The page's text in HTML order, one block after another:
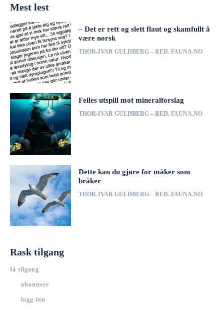
Mest lest
– Det er rett og slett flaut og skamfullt å
være norsk
THOR-IVAR GULDBERG – RED. FAUNA.NO
Felles utspill mot mineralforslag
THOR-IVAR GULDBERG – RED. FAUNA.NO
Dette kan du gjøre for måker som
bråker
THOR-IVAR GULDBERG – RED. FAUNA.NO
Rask tilgang
få tilgang
abonnere
logg inn